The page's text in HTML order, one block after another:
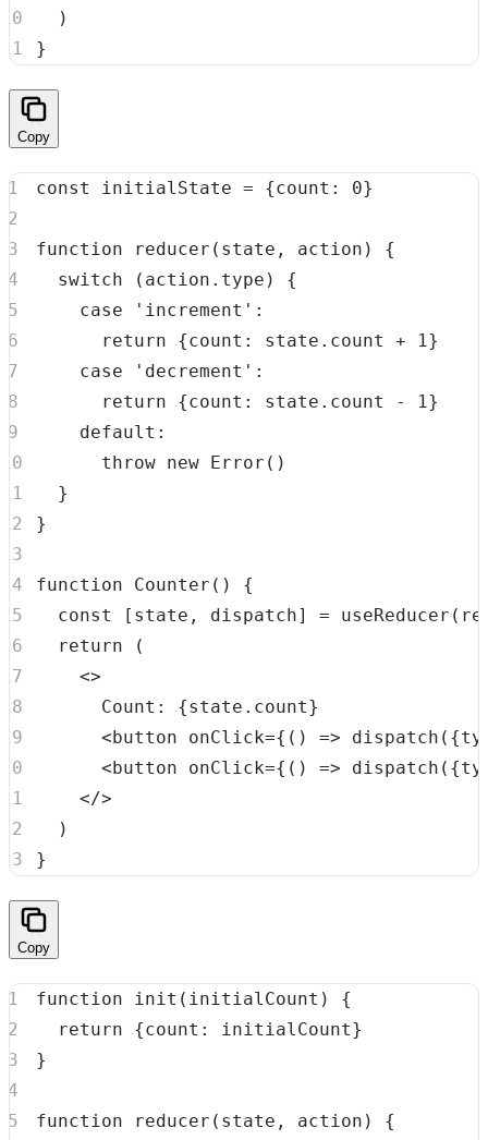
)
}
Copy
const initialState = {count : 0}
function reducer ( state , action )
{
switch
( action . type )
{
case
'increment' :
return
{count : state . count + 1}
case
'decrement' :
return
{count : state . count - 1}
default :
throw new Error ( )
}
}
function Counter ( )
{
const
[ state , dispatch] = useReducer (
return
(
<>
Count : {state . count}
<button onClick={ ( ) => dispatch ( {
<button onClick={ ( ) => dispatch ( {
</>
)
}
Copy
function init ( initialCount )
{
return
{count : initialCount}
}
function reducer ( state , action )
{